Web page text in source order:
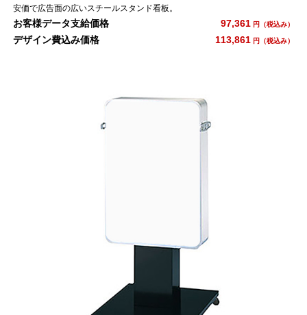
安価で広告面の広いスチールスタンド看板。
お客様データ支給価格 97,361 円（税込み）
デザイン費込み価格 113,861 円（税込み）